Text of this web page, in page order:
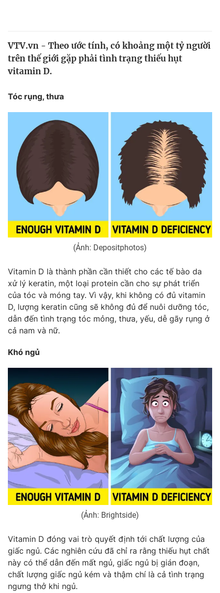
Thế giới
Tin tức
Kinh tế
Tài chính
Góc doanh nghiệp
Truyền hình
Phim VTV
Hậu trường
Nhân vật
Giải sao mai
Giải trí
Điện ảnh
Âm nhạc
Sao
Đời sống
Làm đẹp
Chất lượng cuộc sống
Giáo dục
Tuyển sinh
Hitech Công nghệ tương lai
Sản phẩm
Thị trường
Tư vấn
Giao lưu trực tuyến
Lịch phát sóng
Emagazine
Photo Infographic
Video Shorts video
VTV Money VTV Thể thao
VTV Sức khoẻ Bất động sản
Thị trường 24h Tấm lòng Việt
VTV9 VTV8
Liên hệ tòa soạn
VTV.vn - Theo ước tính, có khoảng một tỷ người
trên thế giới gặp phải tình trạng thiếu hụt
vitamin D.
Tóc rụng, thưa
(Ảnh: Depositphotos)
Vitamin D là thành phần cần thiết cho các tế bào da
xử lý keratin, một loại protein cần cho sự phát triển
của tóc và móng tay. Vì vậy, khi không có đủ vitamin
D, lượng keratin cũng sẽ không đủ để nuôi dưỡng tóc,
dẫn đến tình trạng tóc mỏng, thưa, yếu, dễ gãy rụng ở
cả nam và nữ.
Khó ngủ
(Ảnh: Brightside)
Vitamin D đóng vai trò quyết định tới chất lượng của
giấc ngủ. Các nghiên cứu đã chỉ ra rằng thiếu hụt chất
này có thể dẫn đến mất ngủ, giấc ngủ bị gián đoạn,
chất lượng giấc ngủ kém và thậm chí là cả tình trạng
ngưng thở khi ngủ.